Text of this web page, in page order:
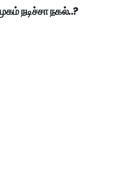
நடிச்சா நகல்..?